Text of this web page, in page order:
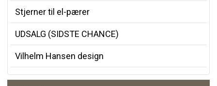
Stjerner til el-pærer
UDSALG (SIDSTE CHANCE)
Vilhelm Hansen design